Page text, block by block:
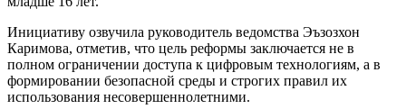
Инициативу озвучила руководитель ведомства Эъзозхон
Каримова, отметив, что цель реформы заключается не в
полном ограничении доступа к цифровым технологиям, а в
формировании безопасной среды и строгих правил их
использования несовершеннолетними.